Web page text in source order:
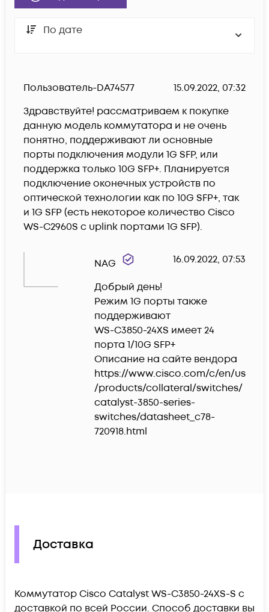
По дате
Пользователь-DA74577
15.09.2022, 07:32
Здравствуйте! рассматриваем к покупке
данную модель коммутатора и не очень
понятно, поддерживают ли основные
порты подключения модули 1G SFP, или
поддержка только 10G SFP+. Планируется
подключение оконечных устройств по
оптической технологии как по 10G SFP+, так
и 1G SFP (есть некоторое количество Cisco
WS-C2960S с uplink портами 1G SFP).
NAG 16.09.2022, 07:53
Добрый день!
Режим 1G порты также
поддерживают
WS-C3850-24XS имеет 24
порта 1/10G SFP+
Описание на сайте вендора
https://www.cisco.com/c/en/us
/products/collateral/switches/
catalyst-3850-series-
switches/datasheet_c78-
720918.html
Доставка
Коммутатор Cisco Catalyst WS-C3850-24XS-S c
доставкой по всей России. Способ доставки вы